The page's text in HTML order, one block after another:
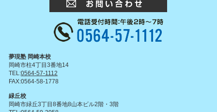
夢現塾 岡崎本校
岡崎市柱4丁目3番地14
TEL:0564-57-1112
FAX:0564-58-1778
緑丘校
岡崎市緑丘3丁目8番地8山本ビル2階・3階